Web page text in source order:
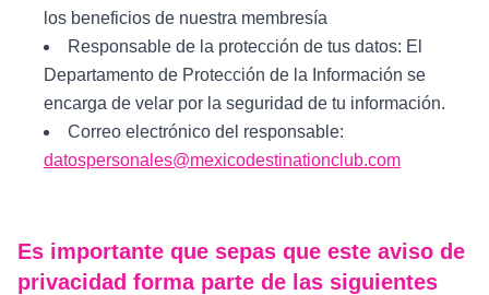
los beneficios de nuestra membresía
Responsable de la protección de tus datos: El
Departamento de Protección de la Información se
encarga de velar por la seguridad de tu información.
Correo electrónico del responsable:
datospersonales@mexicodestinationclub.com
Es importante que sepas que este aviso de
privacidad forma parte de las siguientes